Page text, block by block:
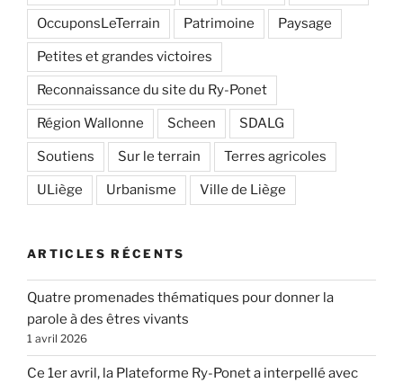
OccuponsLeTerrain Patrimoine Paysage
Petites et grandes victoires
Reconnaissance du site du Ry-Ponet
Région Wallonne Scheen SDALG
Soutiens Sur le terrain Terres agricoles
ULiège Urbanisme Ville de Liège
ARTICLES RÉCENTS
Quatre promenades thématiques pour donner la
parole à des êtres vivants
1 avril 2026
Ce 1er avril, la Plateforme Ry-Ponet a interpellé avec